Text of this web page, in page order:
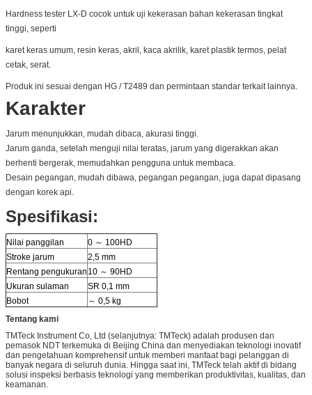
Hardness tester LX-D cocok untuk uji kekerasan bahan kekerasan tingkat
tinggi, seperti
karet keras umum, resin keras, akril, kaca akrilik, karet plastik termos, pelat
cetak, serat.
Produk ini sesuai dengan HG / T2489 dan permintaan standar terkait lainnya.
Karakter
Jarum menunjukkan, mudah dibaca, akurasi tinggi.
Jarum ganda, setelah menguji nilai teratas, jarum yang digerakkan akan
berhenti bergerak, memudahkan pengguna untuk membaca.
Desain pegangan, mudah dibawa, pegangan pegangan, juga dapat dipasang
dengan korek api.
Spesifikasi:
Nilai panggilan
0 ～ 100HD
Stroke jarum
2,5 mm
Rentang pengukuran 10 ～ 90HD
Ukuran sulaman
SR 0,1 mm
Bobot
～ 0,5 kg
Tentang kami
TMTeck Instrument Co, Ltd (selanjutnya: TMTeck) adalah produsen dan
pemasok NDT terkemuka di Beijing China dan menyediakan teknologi inovatif
dan pengetahuan komprehensif untuk memberi manfaat bagi pelanggan di
banyak negara di seluruh dunia. Hingga saat ini, TMTeck telah aktif di bidang
solusi inspeksi berbasis teknologi yang memberikan produktivitas, kualitas, dan
keamanan.